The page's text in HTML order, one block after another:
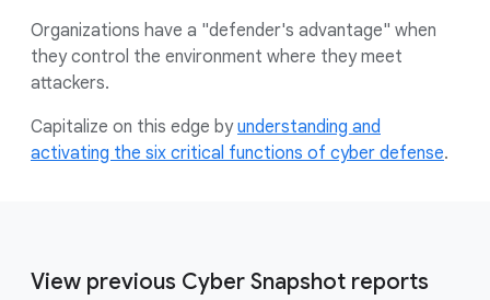
Organizations have a "defender's advantage" when
they control the environment where they meet
attackers.
Capitalize on this edge byunderstanding and
activating the six critical functions of cyber defense.
View previous Cyber Snapshot reports